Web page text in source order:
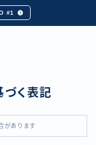
#1
く表記
があります